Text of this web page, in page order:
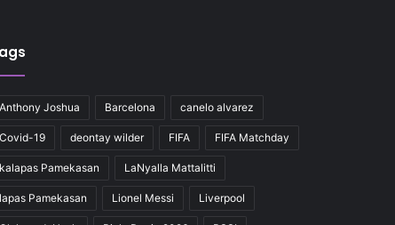
Anthony Joshua Barcelona canelo alvarez
Covid-19 deontay wilder FIFA FIFA Matchday
kalapas Pamekasan LaNyalla Mattalitti
lapas Pamekasan Lionel Messi Liverpool